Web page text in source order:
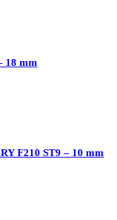
18 mm
F210 ST9 – 10 mm